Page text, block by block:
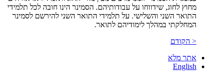
מחוץ לחוג, שידווחו על עבודותיהם. הסמינר הינו חובה לכל תלמידי
התואר השני והשלישי. על תלמידי התואר השני להירשם לסמינר
המחלקתי במהלך לימודיהם לתואר.
< הקודם
אתר מלא
English